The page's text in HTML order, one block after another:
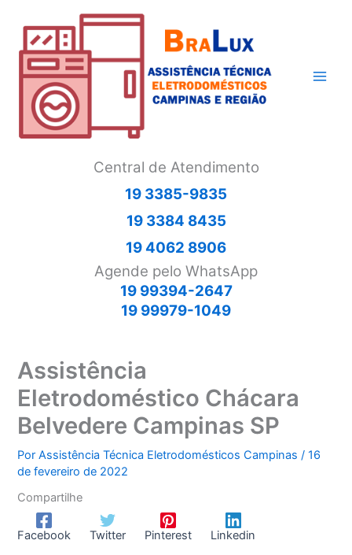
conteúdo
Central de Atendimento
19 3385-9835
19 3384 8435
19 4062 8906
Agende pelo WhatsApp
19 99394-2647
19 99979-1049
Assistência
Eletrodoméstico Chácara
Belvedere Campinas SP
PorAssistência Técnica Eletrodomésticos Campinas/16
de fevereiro de 2022
Compartilhe
Facebook Twitter Pinterest Linkedin